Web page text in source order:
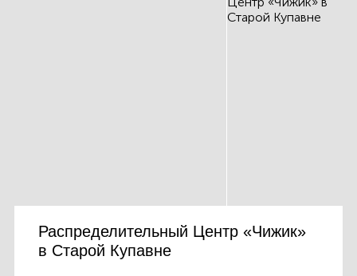
Распределительный Центр «Чижик»
в Старой Купавне